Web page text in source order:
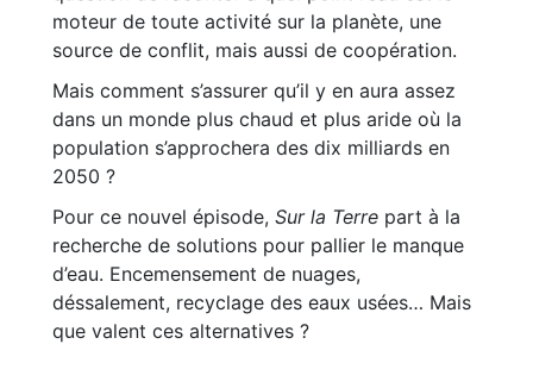
moteur de toute activité sur la planète, une
source de conflit, mais aussi de coopération.
Mais comment s’assurer qu’il y en aura assez
dans un monde plus chaud et plus aride où la
population s’approchera des dix milliards en
2050 ?
Pour ce nouvel épisode, Sur la Terre part à la
recherche de solutions pour pallier le manque
d’eau. Encemensement de nuages,
déssalement, recyclage des eaux usées… Mais
que valent ces alternatives ?